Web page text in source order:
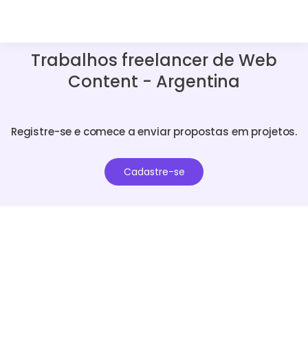
Trabalhos freelancer de Web
Content - Argentina
Registre-se e comece a enviar propostas em projetos.
Cadastre-se